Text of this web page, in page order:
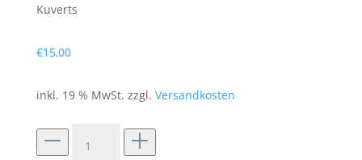
Kuverts
€15,00
inkl. 19 % MwSt. zzgl. Versandkosten
Set
aus